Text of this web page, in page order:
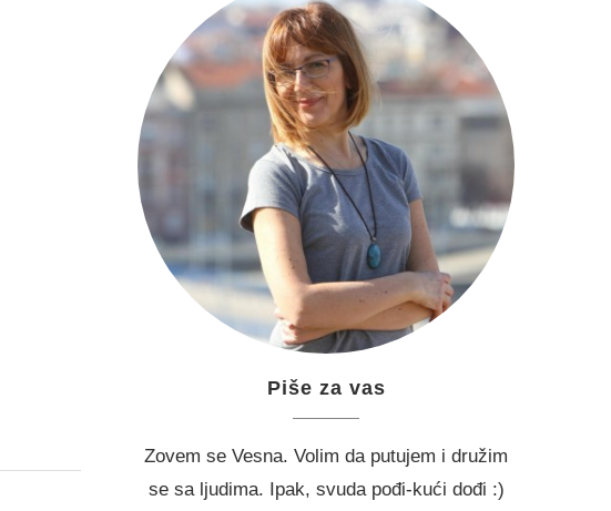
Piše za vas
Zovem se Vesna. Volim da putujem i družim
se sa ljudima. Ipak, svuda pođi-kući dođi :)